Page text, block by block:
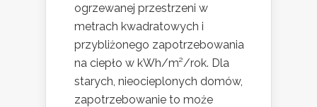
ogrzewanej przestrzeni w
metrach kwadratowych i
przybliżonego zapotrzebowania
na ciepło w kWh/m²/rok. Dla
starych, nieocieplonych domów,
zapotrzebowanie to może